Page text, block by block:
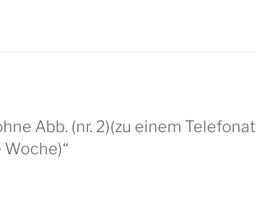
Abb. (nr. 2)(zu einem Telefonat